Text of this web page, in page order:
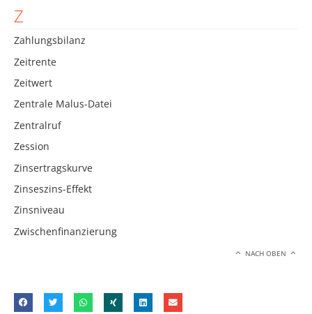
Z
Zahlungsbilanz
Zeitrente
Zeitwert
Zentrale Malus-Datei
Zentralruf
Zession
Zinsertragskurve
Zinseszins-Effekt
Zinsniveau
Zwischenfinanzierung
NACH OBEN